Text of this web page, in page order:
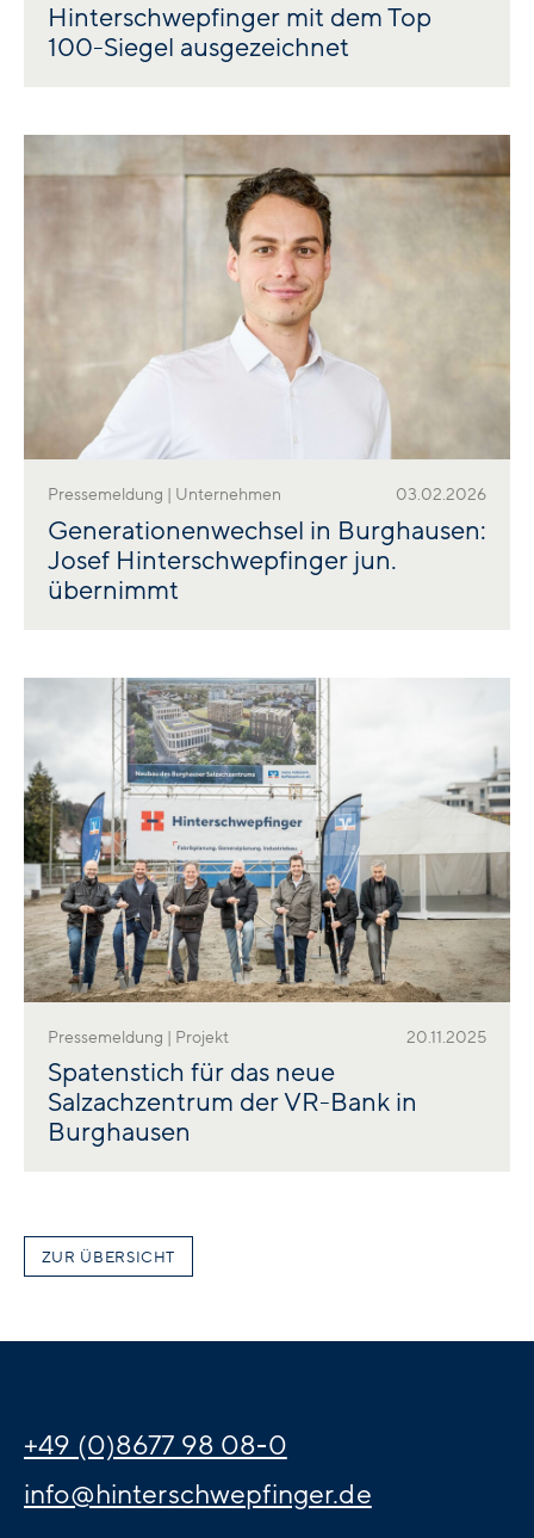
Hinterschwepfinger mit dem Top
100-Siegel ausgezeichnet
Pressemeldung | Unternehmen 03.02.2026
Generationenwechsel in Burghausen:
Josef Hinterschwepfinger jun.
übernimmt
Pressemeldung | Projekt 20.11.2025
Spatenstich für das neue
Salzachzentrum der VR-Bank in
Burghausen
ZUR ÜBERSICHT
+49 (0)8677 98 08-0
info@hinterschwepfinger.de